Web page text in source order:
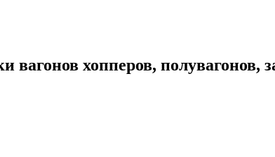
вагонов хопперов, полувагонов,